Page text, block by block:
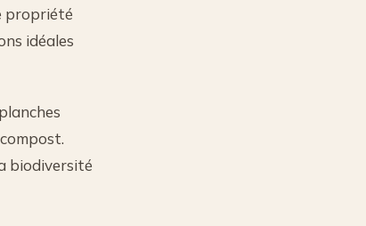
propriété
idéales
biodiversité